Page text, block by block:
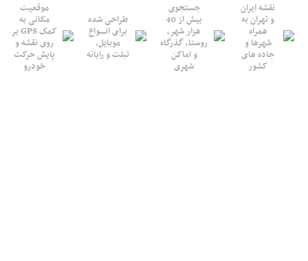
نقشه ایران
و تهران به
همراه
شهرها و
جاده های
کشور
جستجوی
بیش از 40
هزار شهر،
روستا، گذرگاه
و اماکن
شهری
طراحی شده
برای انــــواع
موبایل،
تبلت و رایانه
موقعیت
مکانی به
کمک GPS بر
روی نقشه و
پایش حرکت
خودرو